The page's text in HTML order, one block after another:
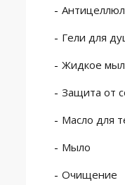
Гели для
Жидкое
Защита от
Масло для
Мыло
Очищение